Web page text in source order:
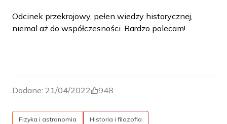
Odcinek przekrojowy, pełen wiedzy historycznej,
niemal aż do współczesności. Bardzo polecam!
Dodane: 21/04/2022 948
Fizyka i astronomia Historia i filozofia